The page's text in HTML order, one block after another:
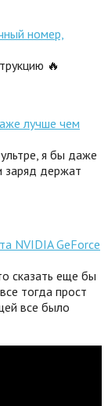
номер,
🔥
лучше чем
я бы даже
заряд держат
NVIDIA GeForce
сказать еще бы
тогда прост
все было